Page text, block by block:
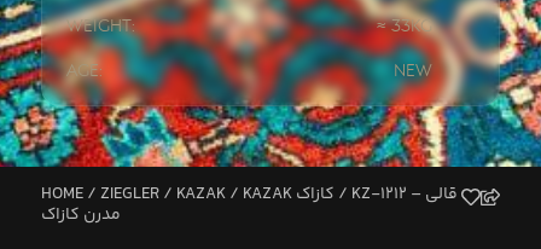
Weight: ≈ 33kg
Age: New
HOME/ZIEGLER / KAZAK/ KAZAK کازاک / KZ-1212 – قالی
مدرن کازاک